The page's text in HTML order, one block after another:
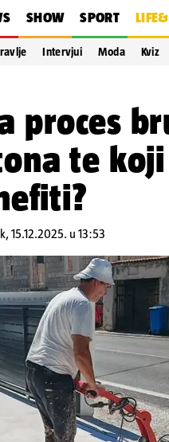
SHOW SPORT
Intervjui Moda Kviz
proces
te koji
15.12.2025. u 13:53